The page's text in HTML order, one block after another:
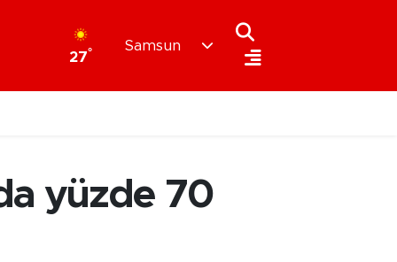
27°
Samsun
yüzde 70